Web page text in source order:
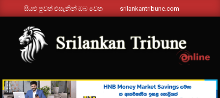
to
content
සියළු පුවත් එසැනින් ඔබ වෙත srilankantribune.com